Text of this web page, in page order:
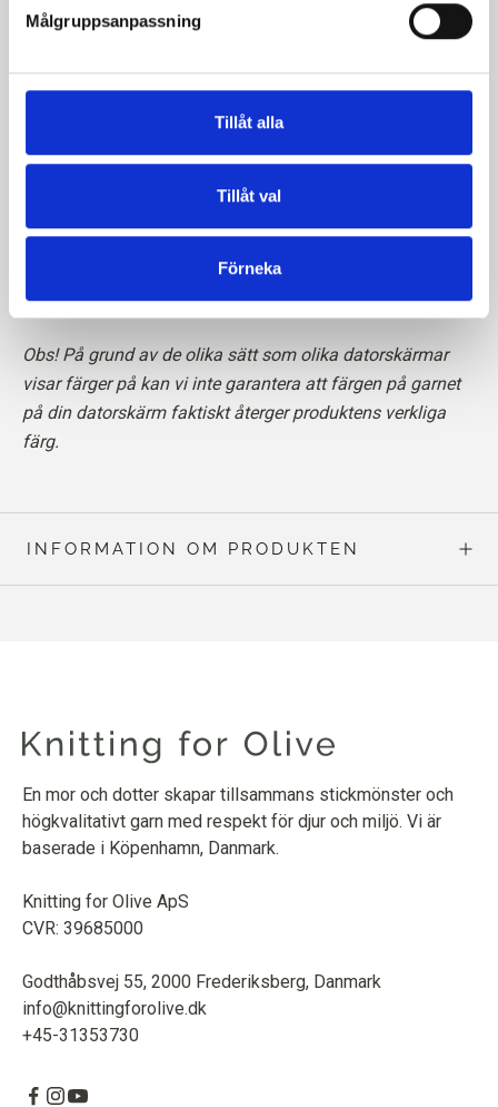
Målgruppsanpassning
Tillåt alla
Tillåt val
Förneka
Läs mer om vårt garnhär
Obs! På grund av de olika sätt som olika datorskärmar
visar färger på kan vi inte garantera att färgen på garnet
på din datorskärm faktiskt återger produktens verkliga
färg.
INFORMATION OM PRODUKTEN
En mor och dotter skapar tillsammans stickmönster och
högkvalitativt garn med respekt för djur och miljö. Vi är
baserade i Köpenhamn, Danmark.
Knitting for Olive ApS
CVR: 39685000
Godthåbsvej 55, 2000 Frederiksberg, Danmark
info@knittingforolive.dk
+45-31353730